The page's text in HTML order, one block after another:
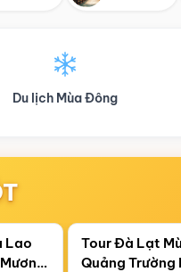
Combo Du lịch
bật
Lao
Còn06 ngày
Tour Đà Lạt
Quảng Trường